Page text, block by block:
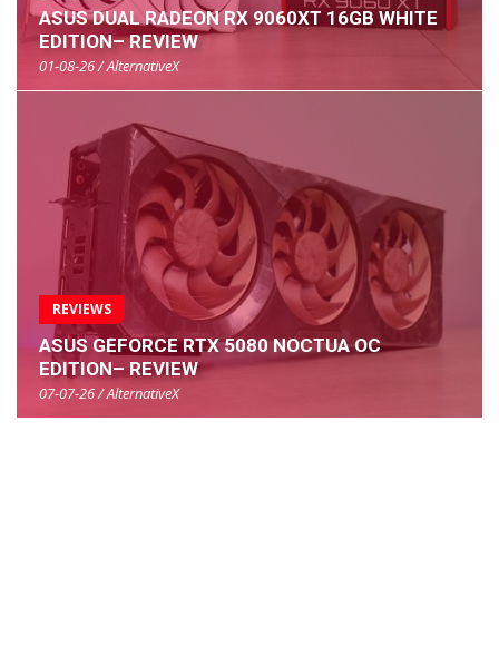
ASUS DUAL RADEON RX 9060XT 16GB WHITE
EDITION– REVIEW
01-08-26 / AlternativeX
REVIEWS
ASUS GEFORCE RTX 5080 NOCTUA OC
EDITION– REVIEW
07-07-26 / AlternativeX